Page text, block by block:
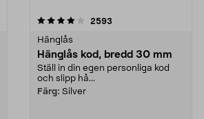
2593
Hänglås
Hänglås kod, bredd 30 mm
Ställ in din egen personliga kod
och slipp hå...
Färg: Silver
4.5 av 5 stjärnor